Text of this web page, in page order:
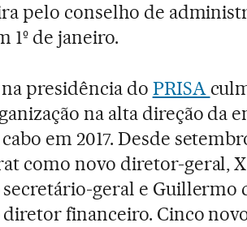
pelo conselho de
1º de janeiro.
presidência do PRISA
na alta direção da
em 2017. Desde
como novo diretor-geral,
geral e Guillermo
financeiro. Cinco